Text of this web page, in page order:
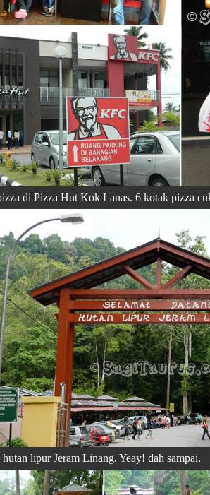
di Pizza Hut Kok Lanas. 6 kotak pizza
lipur Jeram Linang. Yeay! dah sampai.